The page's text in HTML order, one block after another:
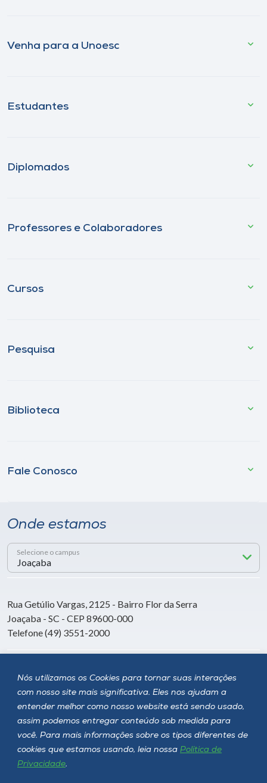
Nós utilizamos os Cookies para tornar suas interações
com nosso site mais significativa. Eles nos ajudam a
entender melhor como nosso website está sendo usado,
assim podemos entregar conteúdo sob medida para
você. Para mais informações sobre os tipos diferentes de
cookies que estamos usando, leia nossa Política de
Privacidade.
Venha para a Unoesc
Estudantes
Diplomados
Professores e Colaboradores
Cursos
Pesquisa
Biblioteca
Fale Conosco
Onde estamos
Selecione o campus
Rua Getúlio Vargas, 2125 - Bairro Flor da Serra
Joaçaba - SC - CEP 89600-000
Telefone (49) 3551-2000
Siga a Unoesc